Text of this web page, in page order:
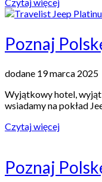
Poznaj
dodane 19 marca 2025
Wyjątkowy hotel,
wsiadamy na pokład
Czytaj więcej
Poznaj